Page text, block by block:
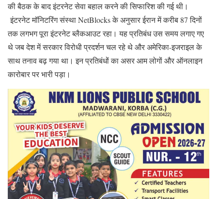
की बैठक के बाद इंटरनेट सेवा बहाल करने की सिफारिश की गई थी।
इंटरनेट मॉनिटरिंग संस्था NetBlocks के अनुसार ईरान में करीब 87 दिनों
तक लगभग पूरा इंटरनेट ब्लैकआउट रहा। यह प्रतिबंध उस समय लगाए गए
थे जब देश में सरकार विरोधी प्रदर्शन चल रहे थे और अमेरिका-इजराइल के
साथ तनाव बढ़ गया था। इन प्रतिबंधों का असर आम लोगों और ऑनलाइन
कारोबार पर भारी पड़ा।